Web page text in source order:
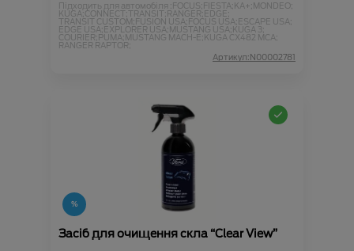
Підходить для автомобіля :FOCUS;FIESTA;KA+;MONDEO;
KUGA;CONNECT;TRANSIT;RANGER;EDGE;
TRANSIT CUSTOM;FUSION USA;FOCUS USA;ESCAPE USA;
EDGE USA;EXPLORER USA;MUSTANG USA;KUGA 3;
COURIER;PUMA;MUSTANG MACH-E;KUGA CX482 MCA;
RANGER RAPTOR;
Артикул:N00002781
Засіб для очищення скла “Clear View”